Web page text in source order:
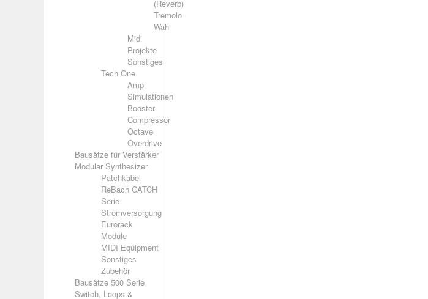
(Reverb)
Tremolo
Wah
Midi
Projekte
Sonstiges
Tech One
Amp
Simulationen
Booster
Compressor
Octave
Overdrive
Bausätze für Verstärker
Modular Synthesizer
Patchkabel
ReBach CATCH
Serie
Stromversorgung
Eurorack
Module
MIDI Equipment
Sonstiges
Zubehör
Bausätze 500 Serie
Switch, Loops &